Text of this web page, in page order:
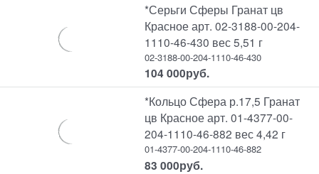
*Серьги Сферы Гранат цв
Красное арт. 02-3188-00-204-
1110-46-430 вес 5,51 г
02-3188-00-204-1110-46-430
104 000руб.
*Кольцо Сфера р.17,5 Гранат
цв Красное арт. 01-4377-00-
204-1110-46-882 вес 4,42 г
01-4377-00-204-1110-46-882
83 000руб.